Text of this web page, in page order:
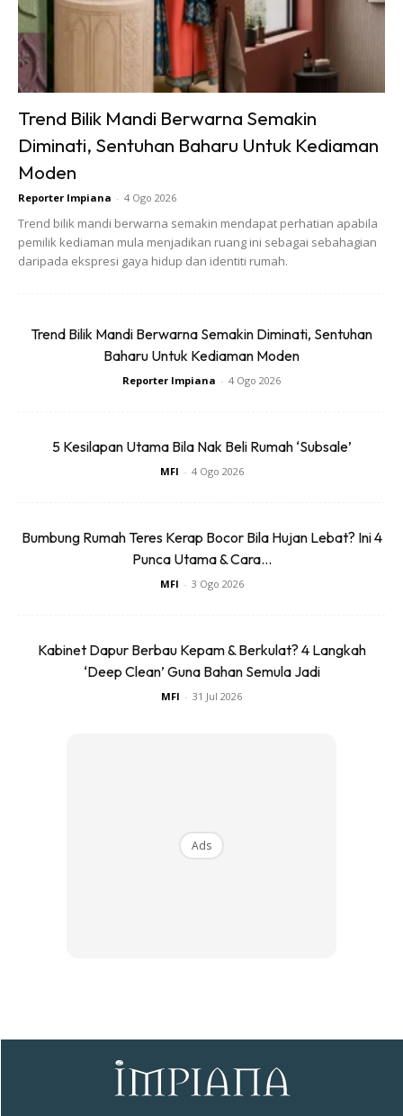
Ads
Bahan Ini!
Tak perlu spray serangga atau pelekat lalat. Cuba petua ni.
Trend Bilik Mandi Berwarna Semakin
Diminati, Sentuhan Baharu Untuk Kediaman
Moden
Reporter Impiana - 4 Ogo 2026
Trend bilik mandi berwarna semakin mendapat perhatian apabila
pemilik kediaman mula menjadikan ruang ini sebagai sebahagian
daripada ekspresi gaya hidup dan identiti rumah.
Trend Bilik Mandi Berwarna Semakin Diminati, Sentuhan
Baharu Untuk Kediaman Moden
Reporter Impiana - 4 Ogo 2026
5 Kesilapan Utama Bila Nak Beli Rumah ‘Subsale’
MFI - 4 Ogo 2026
Bumbung Rumah Teres Kerap Bocor Bila Hujan Lebat? Ini 4
Punca Utama & Cara...
MFI - 3 Ogo 2026
Kabinet Dapur Berbau Kepam & Berkulat? 4 Langkah
‘Deep Clean’ Guna Bahan Semula Jadi
MFI - 31 Jul 2026
Ads